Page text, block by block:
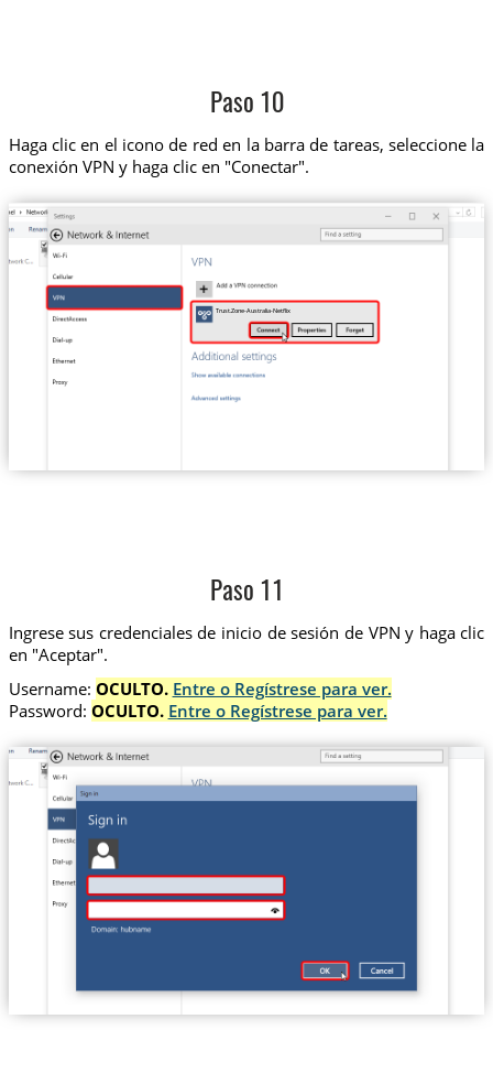
Paso 10
Haga clic en el icono de red en la barra de tareas, seleccione la
conexión VPN y haga clic en "Conectar".
Trust.Zone-Australia-Netflix
Paso 11
Ingrese sus credenciales de inicio de sesión de VPN y haga clic
en "Aceptar".
Username: OCULTO. Entre o Regístrese para ver.
Password: OCULTO. Entre o Regístrese para ver.